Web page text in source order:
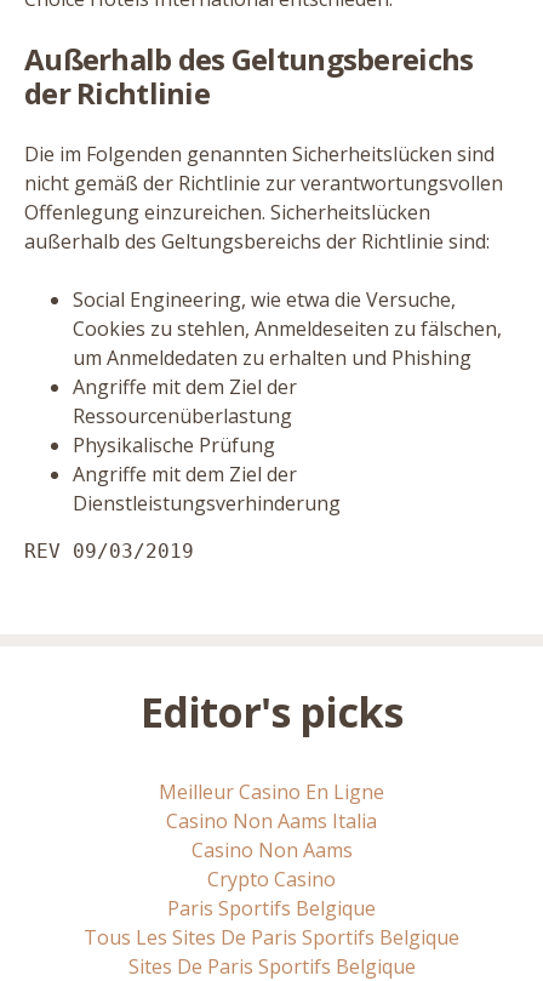
Außerhalb des Geltungsbereichs
der Richtlinie
Die im Folgenden genannten Sicherheitslücken sind
nicht gemäß der Richtlinie zur verantwortungsvollen
Offenlegung einzureichen. Sicherheitslücken
außerhalb des Geltungsbereichs der Richtlinie sind:
Social Engineering, wie etwa die Versuche,
Cookies zu stehlen, Anmeldeseiten zu fälschen,
um Anmeldedaten zu erhalten und Phishing
Angriffe mit dem Ziel der
Ressourcenüberlastung
Physikalische Prüfung
Angriffe mit dem Ziel der
Dienstleistungsverhinderung
REV 09/03/2019
Editor's picks
Meilleur Casino En Ligne
Casino Non Aams Italia
Casino Non Aams
Crypto Casino
Paris Sportifs Belgique
Tous Les Sites De Paris Sportifs Belgique
Sites De Paris Sportifs Belgique